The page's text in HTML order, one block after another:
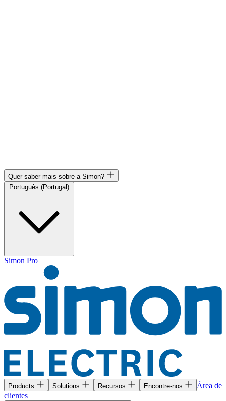
Quer saber mais sobre a Simon?
Simon Pro
Products Solutions Recursos Encontre-nos
Área de
clientes